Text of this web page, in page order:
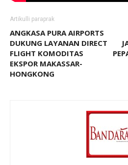
Artikulli paraprak
ANGKASA PURA AIRPORTS
DUKUNG LAYANAN DIRECT
FLIGHT KOMODITAS
EKSPOR MAKASSAR-
HONGKONG